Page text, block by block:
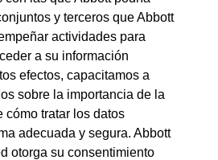
y terceros que Abbott
actividades para
a su información
efectos, capacitamos a
sobre la importancia de la
cómo tratar los datos
adecuada y segura. Abbott
otorga su consentimiento